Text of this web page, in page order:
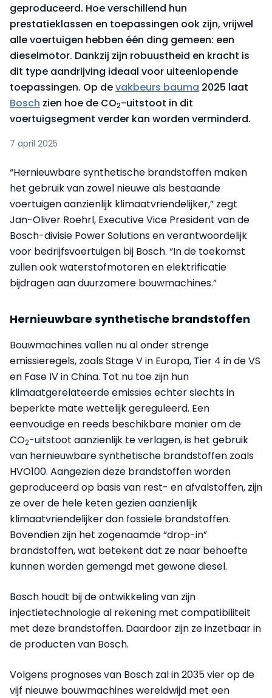
geproduceerd. Hoe verschillend hun
prestatieklassen en toepassingen ook zijn, vrijwel
alle voertuigen hebben één ding gemeen: een
dieselmotor. Dankzij zijn robuustheid en kracht is
dit type aandrijving ideaal voor uiteenlopende
toepassingen. Op devakbeurs bauma 2025 laat
Bosch zien hoe de CO2-uitstoot in dit
voertuigsegment verder kan worden verminderd.
7 april 2025
“Hernieuwbare synthetische brandstoffen maken
het gebruik van zowel nieuwe als bestaande
voertuigen aanzienlijk klimaatvriendelijker,” zegt
Jan-Oliver Roehrl, Executive Vice President van de
Bosch-divisie Power Solutions en verantwoordelijk
voor bedrijfsvoertuigen bij Bosch. “In de toekomst
zullen ook waterstofmotoren en elektrificatie
bijdragen aan duurzamere bouwmachines.”
Hernieuwbare synthetische brandstoffen
Bouwmachines vallen nu al onder strenge
emissieregels, zoals Stage V in Europa, Tier 4 in de VS
en Fase IV in China. Tot nu toe zijn hun
klimaatgerelateerde emissies echter slechts in
beperkte mate wettelijk gereguleerd. Een
eenvoudige en reeds beschikbare manier om de
CO2-uitstoot aanzienlijk te verlagen, is het gebruik
van hernieuwbare synthetische brandstoffen zoals
HVO100. Aangezien deze brandstoffen worden
geproduceerd op basis van rest- en afvalstoffen, zijn
ze over de hele keten gezien aanzienlijk
klimaatvriendelijker dan fossiele brandstoffen.
Bovendien zijn het zogenaamde “drop-in”
brandstoffen, wat betekent dat ze naar behoefte
kunnen worden gemengd met gewone diesel.
Bosch houdt bij de ontwikkeling van zijn
injectietechnologie al rekening met compatibiliteit
met deze brandstoffen. Daardoor zijn ze inzetbaar in
de producten van Bosch.
Volgens prognoses van Bosch zal in 2035 vier op de
vijf nieuwe bouwmachines wereldwijd met een